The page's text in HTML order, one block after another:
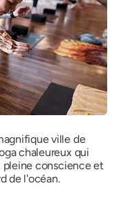
ville de
chaleureux qui
pleine conscience et
de l'océan.